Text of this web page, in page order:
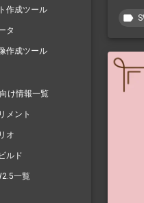
作成ツール
タ
作成ツール
け情報一覧
メント
オ
ルド
一覧